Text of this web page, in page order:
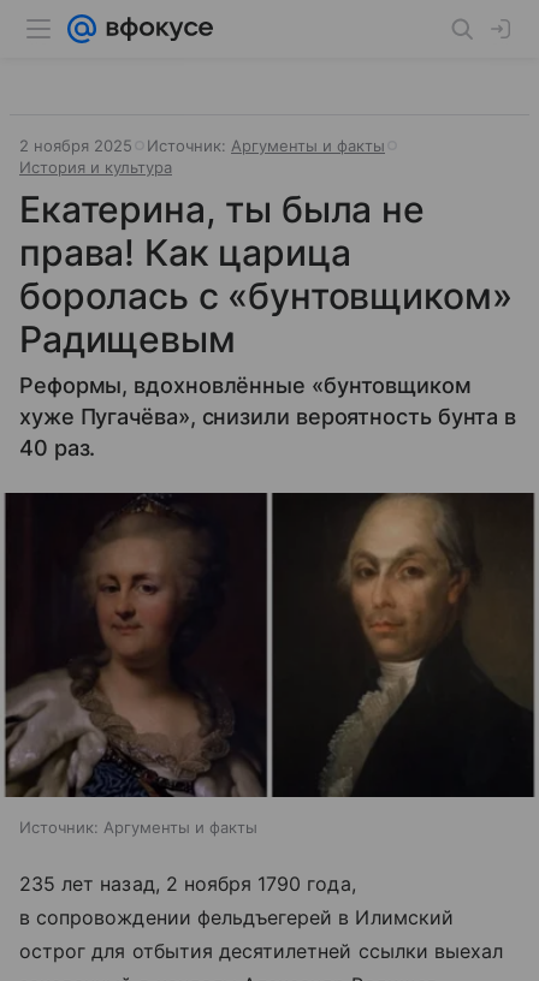
2 ноября 2025 Источник: Аргументы и факты
История и культура
Екатерина, ты была не
права! Как царица
боролась с «бунтовщиком»
Радищевым
Реформы, вдохновлённые «бунтовщиком
хуже Пугачёва», снизили вероятность бунта в
40 раз.
Источник: Аргументы и факты
235 лет назад, 2 ноября 1790 года,
в сопровождении фельдъегерей в Илимский
острог для отбытия десятилетней ссылки выехал